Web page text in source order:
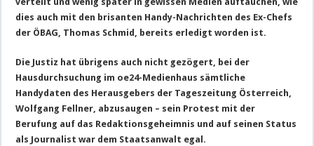
dies auch mit den brisanten Handy-Nachrichten des Ex-Chefs
der ÖBAG, Thomas Schmid, bereits erledigt worden ist.
Die Justiz hat übrigens auch nicht gezögert, bei der
Hausdurchsuchung im oe24-Medienhaus sämtliche
Handydaten des Herausgebers der Tageszeitung Österreich,
Wolfgang Fellner, abzusaugen – sein Protest mit der
Berufung auf das Redaktionsgeheimnis und auf seinen Status
als Journalist war dem Staatsanwalt egal.